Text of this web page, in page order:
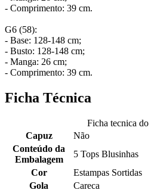
- Comprimento: 39 cm.
G6 (58):
- Base: 128-148 cm;
- Busto: 128-148 cm;
- Manga: 26 cm;
- Comprimento: 39 cm.
Ficha Técnica
Ficha tecnica
Capuz
Não
Conteúdo da
Embalagem
5 Tops Blusinhas
Cor
Estampas Sortidas
Gola
Careca